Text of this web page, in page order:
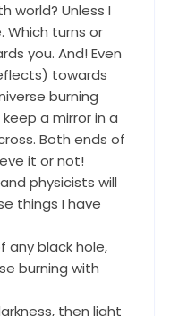
world? Unless I
Which turns or
you. And! Even
towards
burning
a mirror in a
Both ends of
it or not!
physicists will
things I have
any black hole,
burning with
then light